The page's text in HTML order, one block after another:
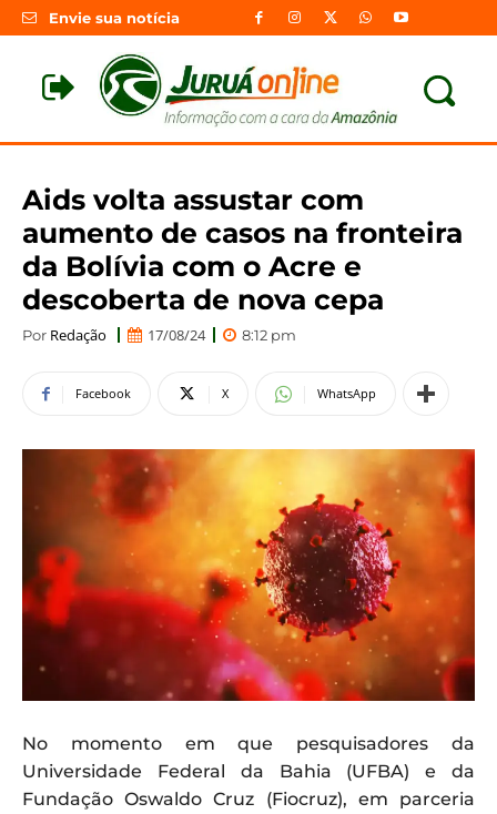
Envie sua notícia
Aids volta assustar com
aumento de casos na fronteira
da Bolívia com o Acre e
descoberta de nova cepa
Por Redação 17/08/24 8:12 pm
Facebook X WhatsApp
No momento em que pesquisadores da
Universidade Federal da Bahia (UFBA) e da
Fundação Oswaldo Cruz (Fiocruz), em parceria